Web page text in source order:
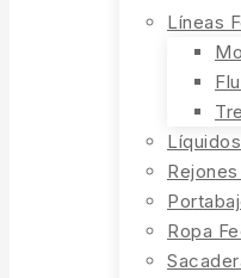
Líneas
Ropa